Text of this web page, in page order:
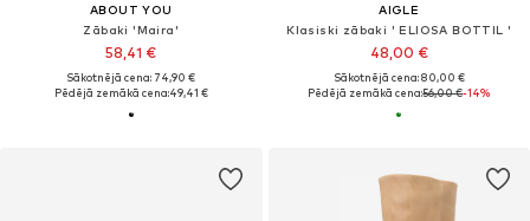
ABOUT YOU
Zābaki 'Maira'
58,41 €
Sākotnējā cena: 74,90 €
Pēdējā zemākā cena:49,41 €
AIGLE
Klasiski zābaki ' ELIOSA BOTTIL '
48,00 €
Sākotnējā cena: 80,00 €
Pēdējā zemākā cena:56,00 €-14%